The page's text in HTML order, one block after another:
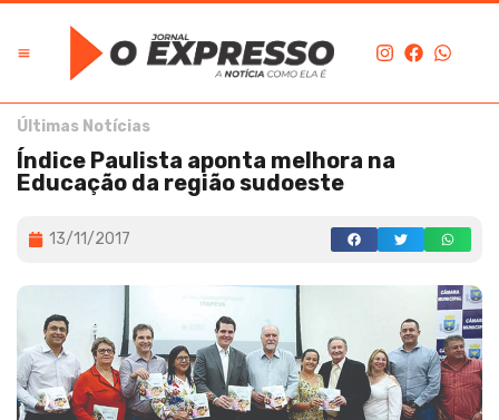
Últimas Notícias
Índice Paulista aponta melhora na
Educação da região sudoeste
13/11/2017